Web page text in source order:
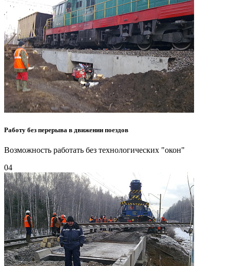
Работу без перерыва в движении поездов
Возможность работать без технологических "окон"
04